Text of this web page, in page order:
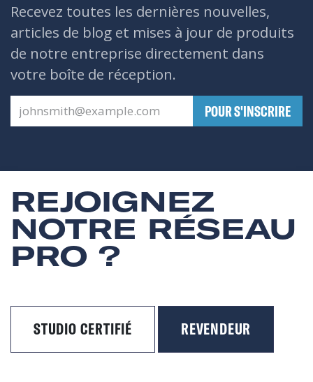
Recevez toutes les dernières nouvelles,
articles de blog et mises à jour de produits
de notre entreprise directement dans
votre boîte de réception.
​POUR S'INSCRIRE
REJOIGNEZ
NOTRE RÉSEAU
PRO ?
STUDIO CERTIFIÉ REVENDEUR